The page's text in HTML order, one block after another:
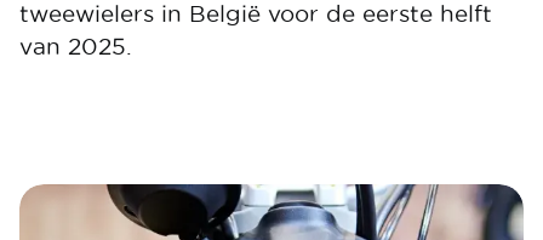
tweewielers in België voor de eerste helft
van 2025.